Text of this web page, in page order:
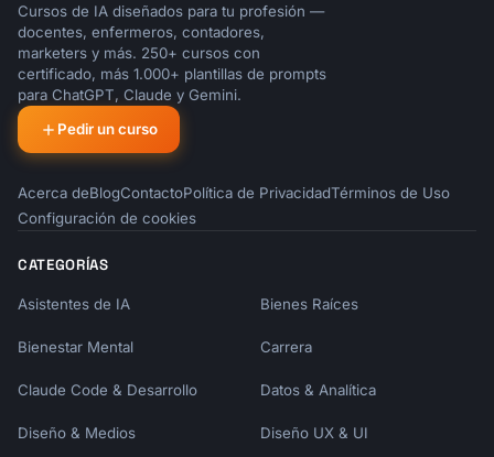
Cursos de IA diseñados para tu profesión —
docentes, enfermeros, contadores,
marketers y más. 250+ cursos con
certificado, más 1.000+ plantillas de prompts
para ChatGPT, Claude y Gemini.
Pedir un curso
Acerca deBlogContactoPolítica de PrivacidadTérminos de Uso
Configuración de cookies
CATEGORÍAS
Asistentes de IA Bienes Raíces
Bienestar Mental Carrera
Claude Code & Desarrollo Datos & Analítica
Diseño & Medios Diseño UX & UI